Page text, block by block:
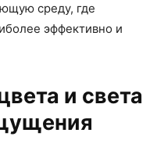
среду, где
эффективно и
и света